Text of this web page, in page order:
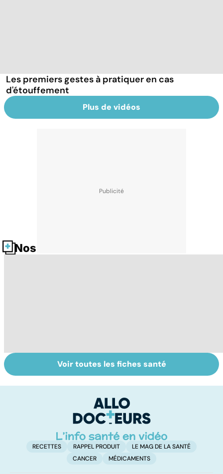
Les premiers gestes à pratiquer en cas
d'étouffement
Plus de vidéos
Nos fiches santé
Comment réagit
notre corps face
À quoi servent
les
Voir toutes les fiches santé
RECETTES RAPPEL PRODUIT
LE MAG DE LA SANTÉ
CANCER
MÉDICAMENTS